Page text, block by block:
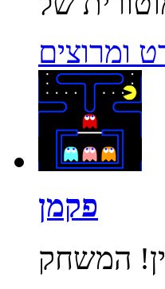
ומרוצים
פקמן